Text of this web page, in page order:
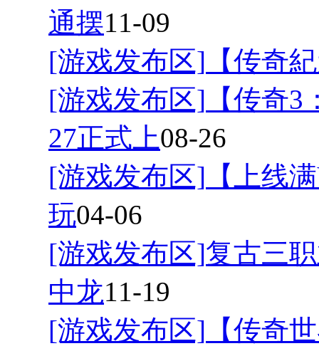
通摆11-09
[游戏发布区] 【传奇
[游戏发布区] 【传奇
27正式上08-26
[游戏发布区] 【上线
玩04-06
[游戏发布区]复古三
中龙11-19
[游戏发布区] 【传奇